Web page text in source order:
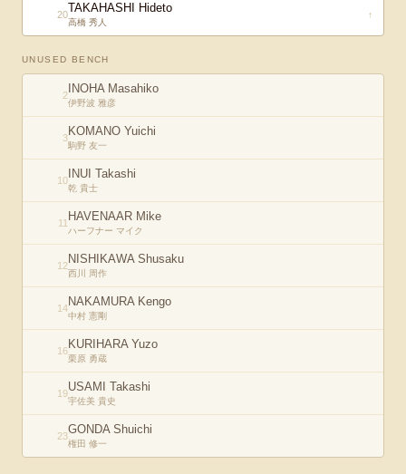
20TAKAHASHI Hideto
高橋 秀人
↑
UNUSED BENCH
2 INOHA Masahiko
伊野波 雅彦
3KOMANO Yuichi
駒野 友一
10 INUI Takashi
乾 貴士
11 HAVENAAR Mike
ハーフナー マイク
12NISHIKAWA Shusaku
西川 周作
14NAKAMURA Kengo
中村 憲剛
16KURIHARA Yuzo
栗原 勇蔵
19USAMI Takashi
宇佐美 貴史
23GONDA Shuichi
権田 修一